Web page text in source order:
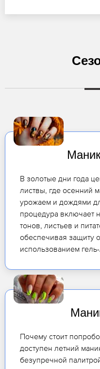
В золотые дни года
листвы, где осенний
урожаем и дождями
процедура включает
тонов, листьев и
обеспечивая защиту
использованием
Почему стоит
доступен летний
безупречной